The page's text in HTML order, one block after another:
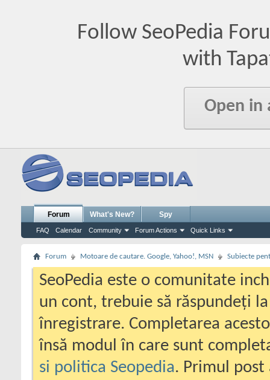
Follow SeoPedia
with
Open in
Forum
FAQ Calendar Community Forum Actions Quick Links
What's New? Spy
Forum Motoare de cautare. Google, Yahoo!, MSN Subiecte
SeoPedia este o comunitate
un cont, trebuie să răspundeți
înregistrare. Completarea
însă modul în care sunt
si politica Seopedia. Primul